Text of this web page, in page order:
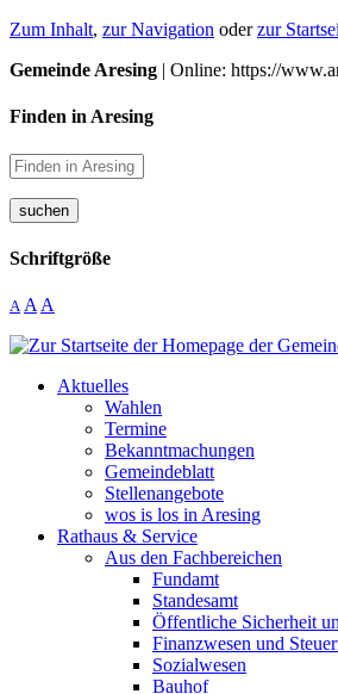
Zum Inhalt, zur Navigation oderzur
Gemeinde Aresing | Online: https://
Finden in Aresing
suchen
Schriftgröße
A A A
Aktuelles
Wahlen
Termine
Bekanntmachungen
Gemeindeblatt
Stellenangebote
wos is los in Aresing
Rathaus & Service
Aus den Fachbereichen
Fundamt
Standesamt
Öffentliche Sicherheit
Finanzwesen und
Sozialwesen
Bauhof